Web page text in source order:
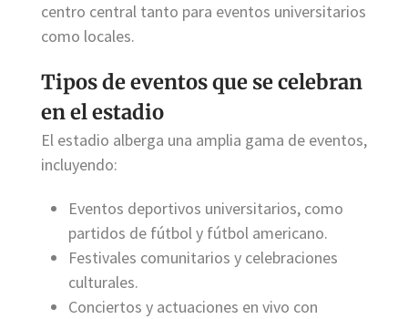
centro central tanto para eventos universitarios
como locales.
Tipos de eventos que se celebran
en el estadio
El estadio alberga una amplia gama de eventos,
incluyendo:
Eventos deportivos universitarios, como
partidos de fútbol y fútbol americano.
Festivales comunitarios y celebraciones
culturales.
Conciertos y actuaciones en vivo con